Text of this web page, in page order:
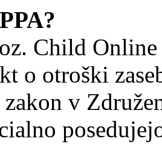
Child
o otroški
zakon v